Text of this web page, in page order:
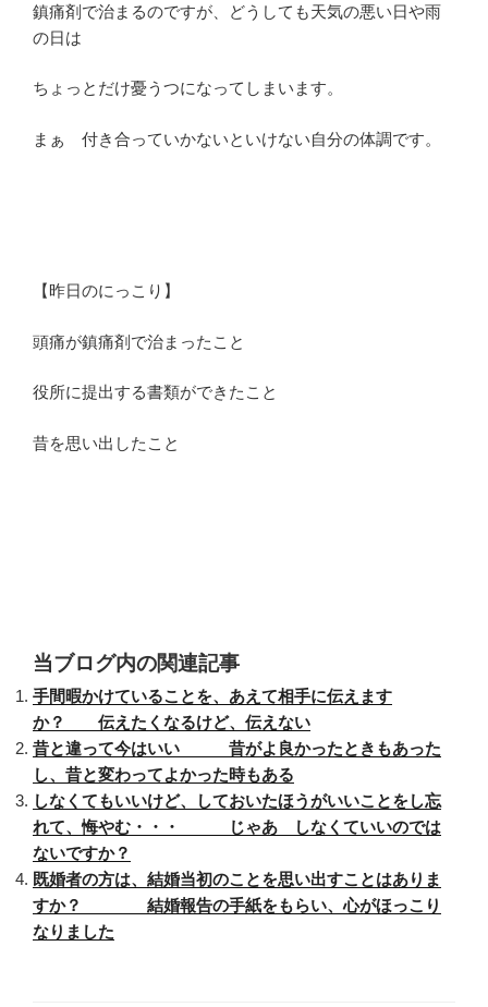
鎮痛剤で治まるのですが、どうしても天気の悪い日や雨
の日は
ちょっとだけ憂うつになってしまいます。
まぁ 付き合っていかないといけない自分の体調です。
【昨日のにっこり】
頭痛が鎮痛剤で治まったこと
役所に提出する書類ができたこと
昔を思い出したこと
当ブログ内の関連記事
手間暇かけていることを、あえて相手に伝えます
か？ 伝えたくなるけど、伝えない
昔と違って今はいい 昔がよ良かったときもあった
し、昔と変わってよかった時もある
しなくてもいいけど、しておいたほうがいいことをし忘
れて、悔やむ・・・ じゃあ しなくていいのでは
ないですか？
既婚者の方は、結婚当初のことを思い出すことはありま
すか？ 結婚報告の手紙をもらい、心がほっこり
なりました